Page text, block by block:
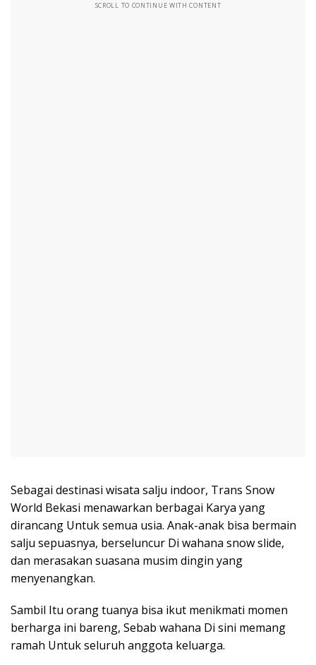
SCROLL TO CONTINUE WITH CONTENT
Sebagai destinasi wisata salju indoor, Trans Snow
World Bekasi menawarkan berbagai Karya yang
dirancang Untuk semua usia. Anak-anak bisa bermain
salju sepuasnya, berseluncur Di wahana snow slide,
dan merasakan suasana musim dingin yang
menyenangkan.
Sambil Itu orang tuanya bisa ikut menikmati momen
berharga ini bareng, Sebab wahana Di sini memang
ramah Untuk seluruh anggota keluarga.